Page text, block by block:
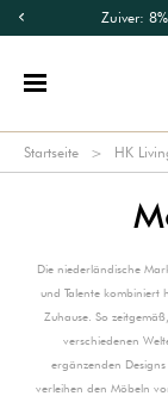
Zuiver:
Startseite HK
Die niederländische
und Talente
Zuhause. So
verschiedenen
ergänzenden
verleihen den Möbeln